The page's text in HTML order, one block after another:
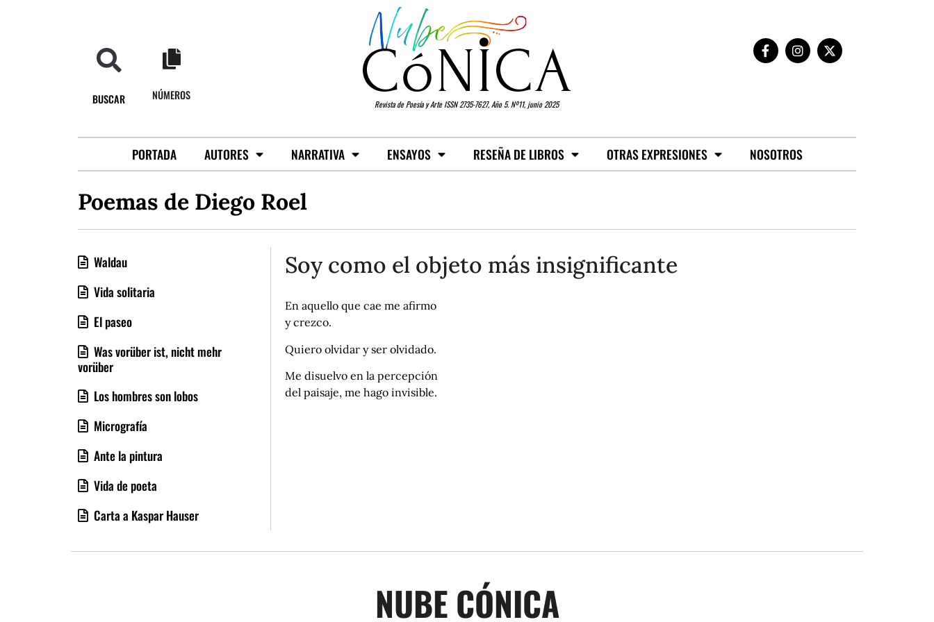
BUSCAR NÚMEROS
Revista de Poesía y Arte ISSN 2735-7627, Año 5. Nº11, junio 2025
PORTADA AUTORES NARRATIVA ENSAYOS RESEÑA DE LIBROS OTRAS EXPRESIONES NOSOTROS
Poemas de Diego Roel
Waldau
Vida solitaria
El paseo
Was vorüber ist, nicht mehr
vorüber
Los hombres son lobos
Micrografía
Ante la pintura
Vida de poeta
Carta a Kaspar Hauser
Soy como el objeto más insignificante
En aquello que cae me afirmo
y crezco.
Quiero olvidar y ser olvidado.
Me disuelvo en la percepción
del paisaje, me hago invisible.
NUBE CÓNICA